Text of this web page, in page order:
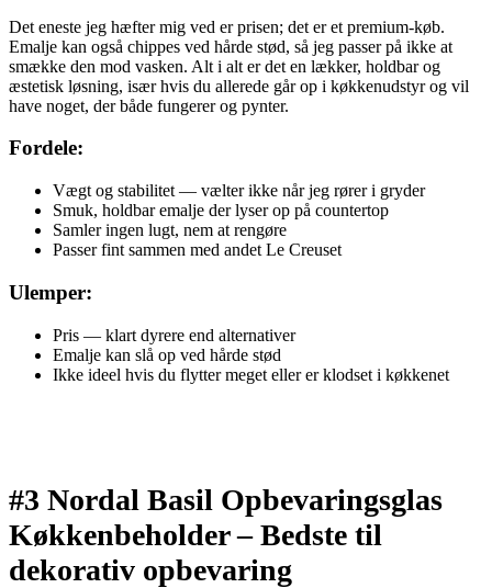
Det eneste jeg hæfter mig ved er prisen; det er et premium-køb.
Emalje kan også chippes ved hårde stød, så jeg passer på ikke at
smække den mod vasken. Alt i alt er det en lækker, holdbar og
æstetisk løsning, især hvis du allerede går op i køkkenudstyr og vil
have noget, der både fungerer og pynter.
Fordele:
Vægt og stabilitet — vælter ikke når jeg rører i gryder
Smuk, holdbar emalje der lyser op på countertop
Samler ingen lugt, nem at rengøre
Passer fint sammen med andet Le Creuset
Ulemper:
Pris — klart dyrere end alternativer
Emalje kan slå op ved hårde stød
Ikke ideel hvis du flytter meget eller er klodset i køkkenet
#3 Nordal Basil Opbevaringsglas
Køkkenbeholder –Bedste til
dekorativ opbevaring